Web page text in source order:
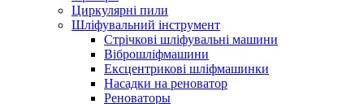
Циркулярні пили
Шліфувальний інструмент
Cтрічкові шліфувальні машини
Віброшліфмашини
Ексцентрикові шліфмашинки
Насадки на реноватор
Реноваторы